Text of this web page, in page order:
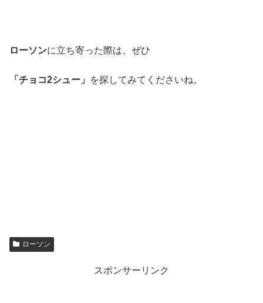
ローソンに立ち寄った際は、ぜひ
「チョコ2シュー」 を探してみてくださいね。
ローソン
スポンサーリンク